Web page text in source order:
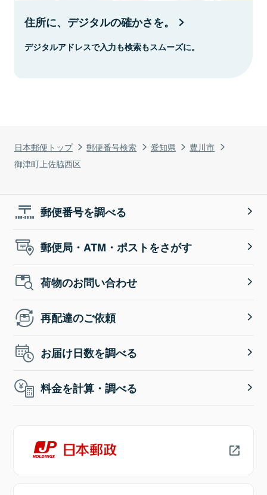
日本郵便トップ 郵便番号検索 愛知県
豊川市
御津町上佐脇西区
住所に、デジタルの確かさを。
デジタルアドレスで入力も検索もスムーズに。
郵便番号を調べる
郵便局・ATM・ポストをさがす
荷物のお問い合わせ
再配達のご依頼
お届け日数を調べる
料金を計算・調べる